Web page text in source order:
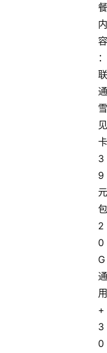
餐
内
容
：
联
通
雪
见
卡
3
9
元
包
2
0
G
通
用
+
3
0